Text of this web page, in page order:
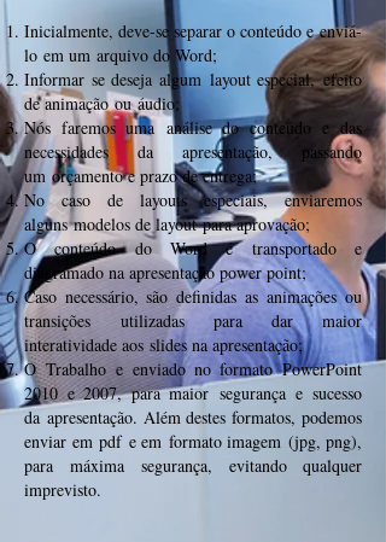
Inicialmente, deve-se separar o conteúdo e enviá-
lo em um arquivo do Word;
Informar se deseja algum layout especial, efeito
de animação ou áudio;
Nós faremos uma análise do conteúdo e das
necessidades da apresentação, passando
um orçamento e prazo de entrega;
No caso de layouts especiais, enviaremos
alguns modelos de layout para aprovação;
O conteúdo do Word é transportado e
diagramado na apresentação power point;
Caso necessário, são definidas as animações ou
transições utilizadas para dar maior
interatividade aos slides na apresentação;
O Trabalho e enviado no formato PowerPoint
2010 e 2007, para maior segurança e sucesso
da apresentação. Além destes formatos, podemos
enviar em pdf e em formato imagem (jpg, png),
para máxima segurança, evitando qualquer
imprevisto.